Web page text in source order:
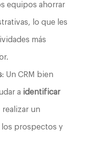
equipos ahorrar
lo que les
más
: Un CRM bien
a identificar
realizar un
prospectos y